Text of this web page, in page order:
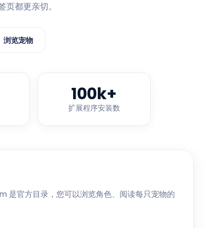
都更亲切。
浏览宠物
100k+
扩展程序安装数
官方目录，您可以浏览角色、阅读每只宠物的